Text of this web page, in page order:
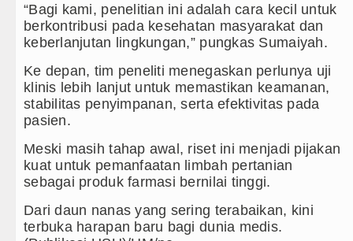
“Bagi kami, penelitian ini adalah cara kecil untuk
berkontribusi pada kesehatan masyarakat dan
keberlanjutan lingkungan,” pungkas Sumaiyah.
Ke depan, tim peneliti menegaskan perlunya uji
klinis lebih lanjut untuk memastikan keamanan,
stabilitas penyimpanan, serta efektivitas pada
pasien.
Meski masih tahap awal, riset ini menjadi pijakan
kuat untuk pemanfaatan limbah pertanian
sebagai produk farmasi bernilai tinggi.
Dari daun nanas yang sering terabaikan, kini
terbuka harapan baru bagi dunia medis.